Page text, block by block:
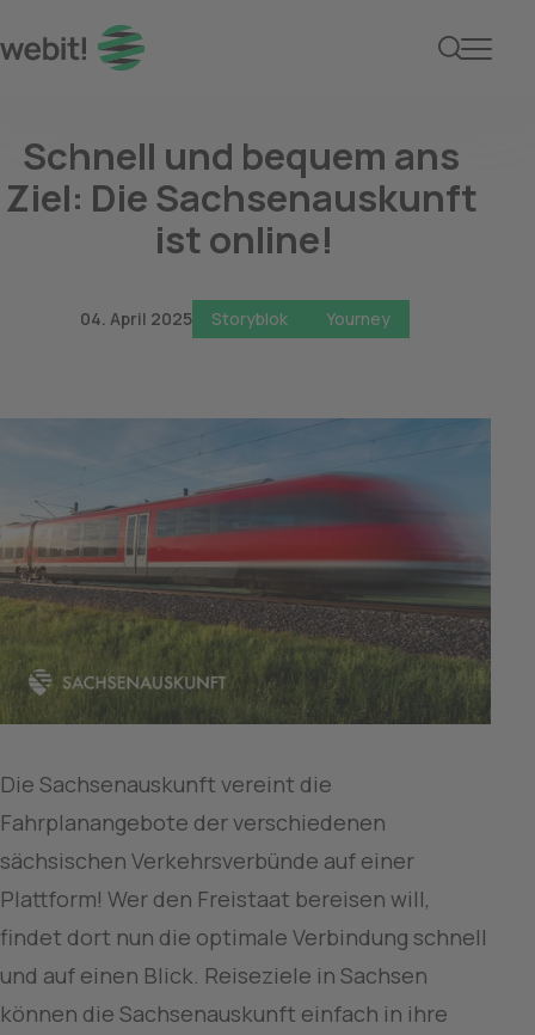
Schnell und bequem ans
Ziel: Die Sachsenauskunft
ist online!
04. April 2025 Storyblok Yourney
Die Sachsenauskunft vereint die
Fahrplanangebote der verschiedenen
sächsischen Verkehrsverbünde auf einer
Plattform! Wer den Freistaat bereisen will,
findet dort nun die optimale Verbindung schnell
und auf einen Blick. Reiseziele in Sachsen
können die Sachsenauskunft einfach in ihre